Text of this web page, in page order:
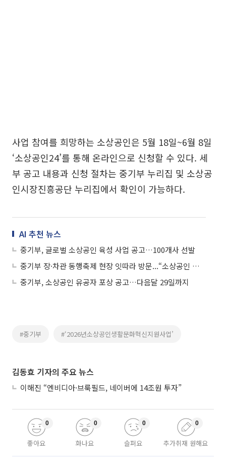
사업 참여를 희망하는 소상공인은 5월 18일~6월 8일
‘소상공인24’를 통해 온라인으로 신청할 수 있다. 세
부 공고 내용과 신청 절차는 중기부 누리집 및 소상공
인시장진흥공단 누리집에서 확인이 가능하다.
AI 추천 뉴스
중기부, 글로벌 소상공인 육성 사업 공고…100개사 선발
중기부 장·차관 동행축제 현장 잇따라 방문...“소상공인 매출 확대·지역상권 활성화 지원”
중기부, 소상공인 유공자 포상 공고…다음달 29일까지
#중기부 #‘2026년소상공인생활문화혁신지원사업’
김동효 기자의 주요 뉴스
이해진 “엔비디아·브룩필드, 네이버에 14조원 투자”
좋아요
0
화나요
0
슬퍼요
0
추가취재 원해요
0